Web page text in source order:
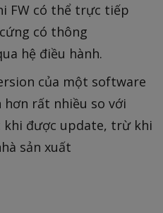
FW có thể trực tiếp
có thông
hệ điều hành.
của một software
rất nhiều so với
được update, trừ khi
sản xuất